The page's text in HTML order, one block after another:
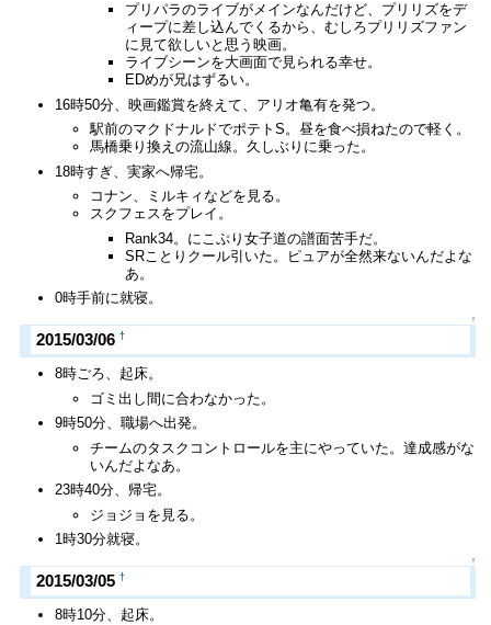
プリパラのライブがメインなんだけど、プリリズをデ
ィープに差し込んでくるから、むしろプリリズファン
に見て欲しいと思う映画。
ライブシーンを大画面で見られる幸せ。
EDめが兄はずるい。
16時50分、映画鑑賞を終えて、アリオ亀有を発つ。
駅前のマクドナルドでポテトS。昼を食べ損ねたので軽く。
馬橋乗り換えの流山線。久しぶりに乗った。
18時すぎ、実家へ帰宅。
コナン、ミルキィなどを見る。
スクフェスをプレイ。
Rank34。にこぷり女子道の譜面苦手だ。
SRことりクール引いた。ピュアが全然来ないんだよな
あ。
0時手前に就寝。
↑
2015/03/06 †
8時ごろ、起床。
ゴミ出し間に合わなかった。
9時50分、職場へ出発。
チームのタスクコントロールを主にやっていた。達成感がな
いんだよなあ。
23時40分、帰宅。
ジョジョを見る。
1時30分就寝。
↑
2015/03/05 †
8時10分、起床。